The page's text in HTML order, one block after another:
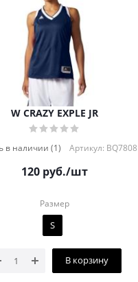
W CRAZY EXPLE JR
в наличии (1) Артикул: BQ7808
120руб./шт
Размер
S
В корзину